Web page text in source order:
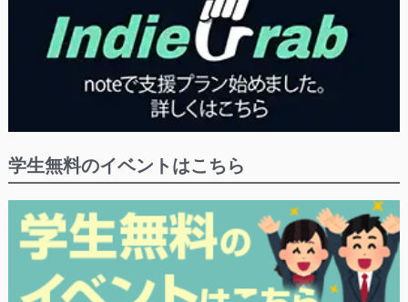
学生無料のイベントはこちら